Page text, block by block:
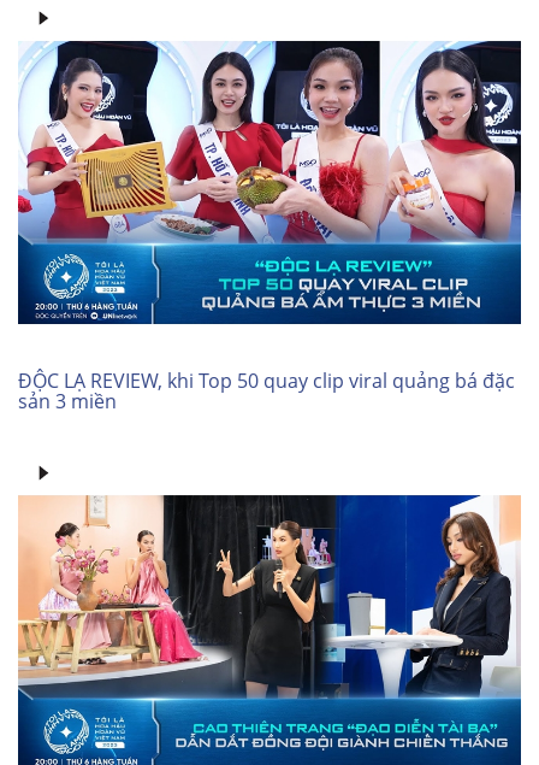
ĐỘC LẠ REVIEW, khi Top 50 quay clip viral quảng bá đặc
sản 3 miền